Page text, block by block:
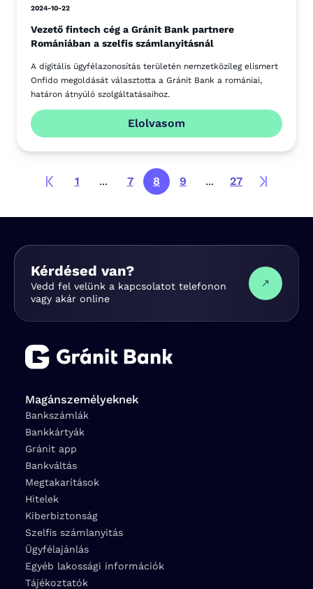
2024-10-22
Vezető fintech cég a Gránit Bank partnere
Romániában a szelfis számlanyitásnál
A digitális ügyfélazonosítás területén nemzetközileg elismert
Onfido megoldását választotta a Gránit Bank a romániai,
határon átnyúló szolgáltatásaihoz.
Elolvasom
1 ... 7 8 9 ... 27
Kérdésed van?
Vedd fel velünk a kapcsolatot telefonon
vagy akár online
Magánszemélyeknek
Bankszámlák
Bankkártyák
Gránit app
Bankváltás
Megtakarítások
Hitelek
Kiberbiztonság
Szelfis számlanyitás
Ügyfélajánlás
Egyéb lakossági információk
Tájékoztatók